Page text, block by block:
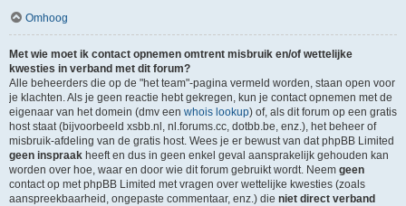
Omhoog
Met wie moet ik contact opnemen omtrent misbruik en/of wettelijke
kwesties in verband met dit forum?
Alle beheerders die op de "het team"-pagina vermeld worden, staan open voor
je klachten. Als je geen reactie hebt gekregen, kun je contact opnemen met de
eigenaar van het domein (dmv een whois lookup) of, als dit forum op een gratis
host staat (bijvoorbeeld xsbb.nl, nl.forums.cc, dotbb.be, enz.), het beheer of
misbruik-afdeling van de gratis host. Wees je er bewust van dat phpBB Limited
geen inspraak heeft en dus in geen enkel geval aansprakelijk gehouden kan
worden over hoe, waar en door wie dit forum gebruikt wordt. Neem geen
contact op met phpBB Limited met vragen over wettelijke kwesties (zoals
aanspreekbaarheid, ongepaste commentaar, enz.) die niet direct verband